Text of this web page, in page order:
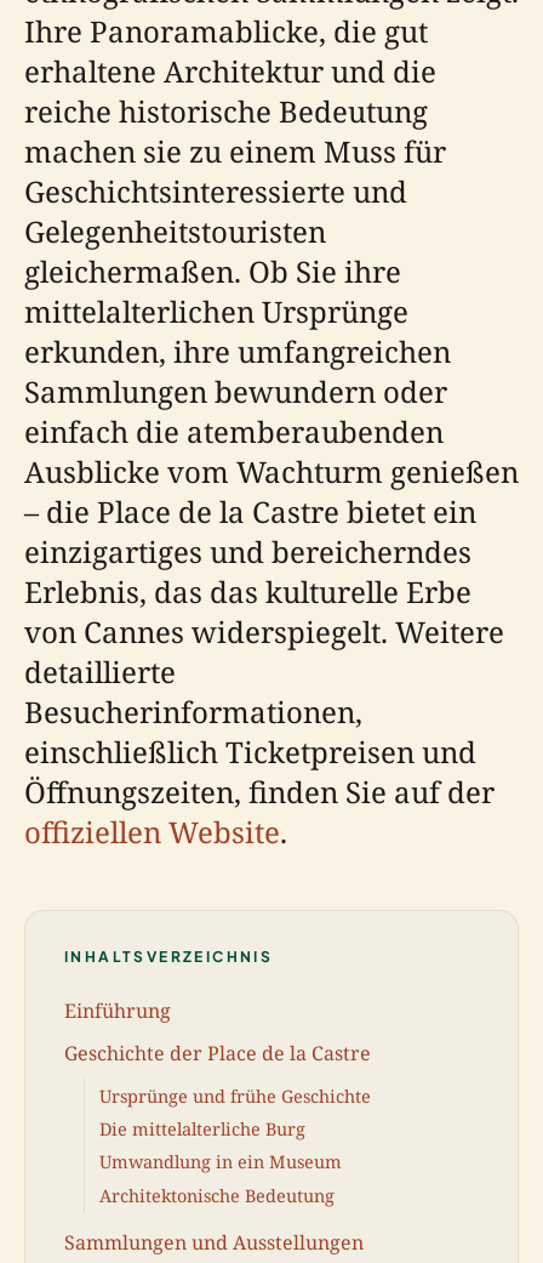
Ihre Panoramablicke, die gut
erhaltene Architektur und die
reiche historische Bedeutung
machen sie zu einem Muss für
Geschichtsinteressierte und
Gelegenheitstouristen
gleichermaßen. Ob Sie ihre
mittelalterlichen Ursprünge
erkunden, ihre umfangreichen
Sammlungen bewundern oder
einfach die atemberaubenden
Ausblicke vom Wachturm genießen
– die Place de la Castre bietet ein
einzigartiges und bereicherndes
Erlebnis, das das kulturelle Erbe
von Cannes widerspiegelt. Weitere
detaillierte
Besucherinformationen,
einschließlich Ticketpreisen und
Öffnungszeiten, finden Sie auf der
offiziellen Website.
INHALTSVERZEICHNIS
Einführung
Geschichte der Place de la Castre
Ursprünge und frühe Geschichte
Die mittelalterliche Burg
Umwandlung in ein Museum
Architektonische Bedeutung
Sammlungen und Ausstellungen